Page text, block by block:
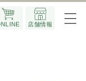
店舗情報